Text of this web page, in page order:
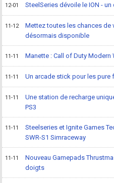
12-01 SteelSeries dévoile le ION -
11-12
Mettez toutes les chances de
désormais disponible
11-11 Manette : Call of Duty Modern
11-11 Un arcade stick pour les pure
11-11
Une station de recharge
PS3
11-11
Steelseries et Ignite Games
SWR-S1 Simraceway
11-11
Nouveau Gamepads
doigts